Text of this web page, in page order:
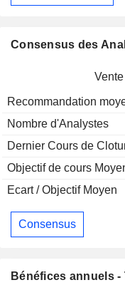
Consensus des
Vente
Recommandation
Nombre d'Analystes
Dernier Cours de
Objectif de cours
Ecart / Objectif Moyen
Consensus
Bénéfices annuels